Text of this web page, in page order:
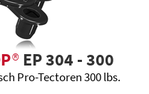
®EP 304 - 300
Pro-Tectoren 300 lbs.